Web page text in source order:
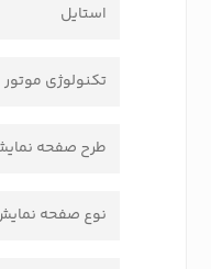
استایل
تکنولوژی موتور
طرح صفحه
نوع صفحه